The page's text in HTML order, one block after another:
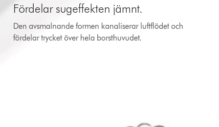
Fördelar sugeffekten jämnt.
Den avsmalnande formen kanaliserar luftflödet och
fördelar trycket över hela borsthuvudet.